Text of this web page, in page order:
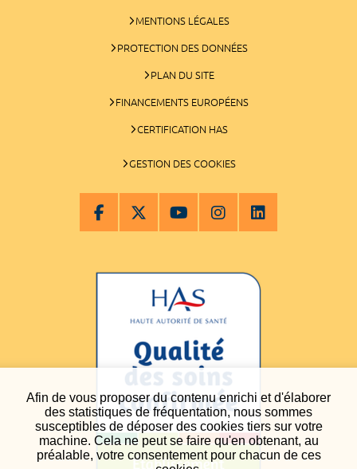
Afin de vous proposer du contenu enrichi et d'élaborer
des statistiques de fréquentation, nous sommes
susceptibles de déposer des cookies tiers sur votre
machine. Cela ne peut se faire qu'en obtenant, au
préalable, votre consentement pour chacun de ces
MENTIONS LÉGALES
PROTECTION DES DONNÉES
PLAN DU SITE
FINANCEMENTS EUROPÉENS
CERTIFICATION HAS
GESTION DES COOKIES